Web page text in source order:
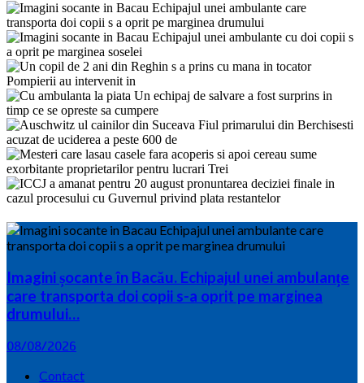
Imagini șocante în Bacău. Echipajul unei ambulanțe
care transporta doi copii s-a oprit pe marginea
drumului…
08/08/2026
Contact